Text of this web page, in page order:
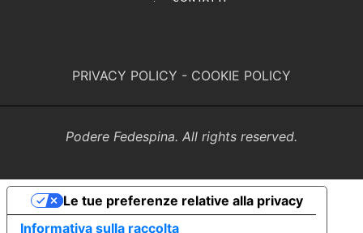
PRIVACY POLICY - COOKIE POLICY
Podere Fedespina. All rights reserved.
Informativa sulla raccolta
Le tue preferenze relative alla privacy